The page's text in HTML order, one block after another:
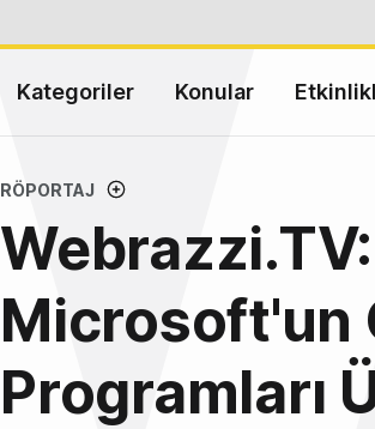
Kategoriler Konular
RÖPORTAJ
Microsoft'un
Programları